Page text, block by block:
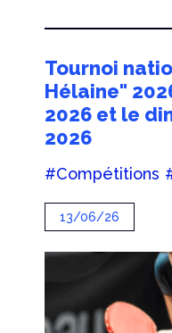
Tournoi
Hélaine"
2026 et le
2026
#Compétitions
13/06/26